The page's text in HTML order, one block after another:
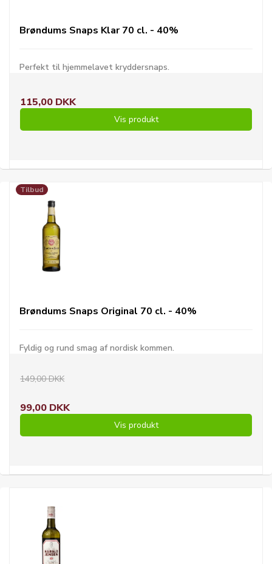
Brøndums Snaps Klar 70 cl. - 40%
Perfekt til hjemmelavet kryddersnaps.
115,00 DKK
Vis produkt
Tilbud
Brøndums Snaps Original 70 cl. - 40%
Fyldig og rund smag af nordisk kommen.
149,00 DKK
99,00 DKK
Vis produkt